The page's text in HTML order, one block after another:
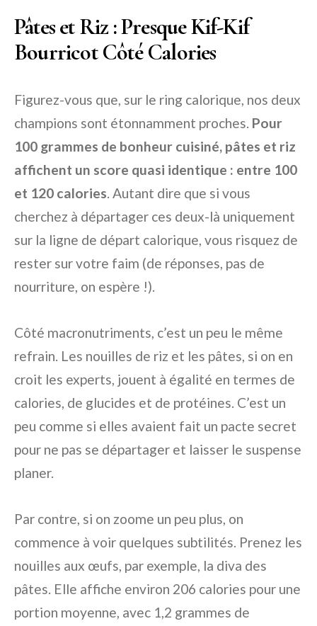
Pâtes et Riz : Presque Kif-Kif
Bourricot Côté Calories
Figurez-vous que, sur le ring calorique, nos deux
champions sont étonnamment proches. Pour
100 grammes de bonheur cuisiné, pâtes et riz
affichent un score quasi identique : entre 100
et 120 calories. Autant dire que si vous
cherchez à départager ces deux-là uniquement
sur la ligne de départ calorique, vous risquez de
rester sur votre faim (de réponses, pas de
nourriture, on espère !).
Côté macronutriments, c’est un peu le même
refrain. Les nouilles de riz et les pâtes, si on en
croit les experts, jouent à égalité en termes de
calories, de glucides et de protéines. C’est un
peu comme si elles avaient fait un pacte secret
pour ne pas se départager et laisser le suspense
planer.
Par contre, si on zoome un peu plus, on
commence à voir quelques subtilités. Prenez les
nouilles aux œufs, par exemple, la diva des
pâtes. Elle affiche environ 206 calories pour une
portion moyenne, avec 1,2 grammes de